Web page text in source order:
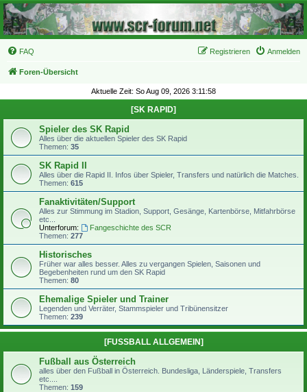
FAQ Anmelden
Registrieren
Foren-Übersicht
Aktuelle Zeit: So Aug 09, 2026 3:11:58
[SK RAPID]
Spieler des SK Rapid
Alles über die aktuellen Spieler des SK Rapid
Themen: 35
SK Rapid II
Alles über die Rapid II. Infos über Spieler, Transfers und natürlich die Matches.
Themen: 615
Fanaktivitäten/Support
Alles zur Stimmung im Stadion, Support, Gesänge, Kartenbörse, Mitfahrbörse
etc...
Unterforum:
Fangeschichte des SCR
Themen: 277
Historisches
Früher war alles besser. Alles zu vergangen Spielen, Saisonen und
Begebenheiten rund um den SK Rapid
Themen: 80
Ehemalige Spieler und Trainer
Legenden und Verräter, Stammspieler und Tribünensitzer
Themen: 239
[FUSSBALL ALLGEMEIN]
Fußball aus Österreich
alles über den Fußball in Österreich. Bundesliga, Länderspiele, Transfers
etc....
Themen: 159